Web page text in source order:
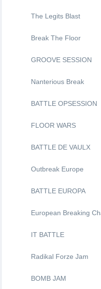
The Legits Blast
Break The Floor
GROOVE SESSION
Nanterious Break
BATTLE OPSESSION
FLOOR WARS
BATTLE DE VAULX
Outbreak Europe
BATTLE EUROPA
European Breaking
IT BATTLE
Radikal Forze Jam
BOMB JAM